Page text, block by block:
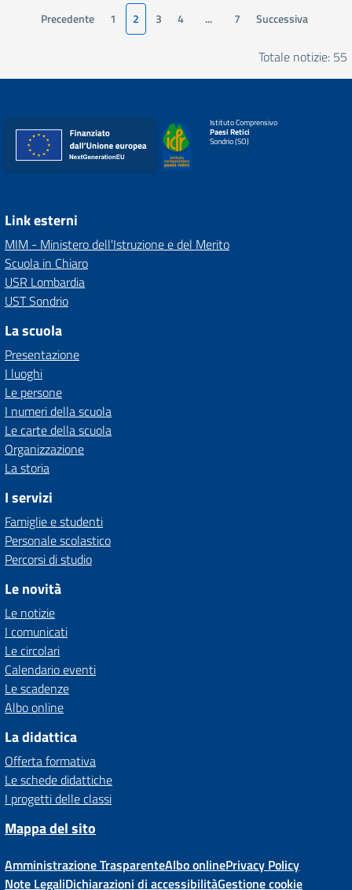
Precedente 1 2 3 4 ... 7 Successiva
Totale notizie: 55
Istituto Comprensivo
Paesi Retici
Sondrio (SO)
Link esterni
MIM - Ministero dell'Istruzione e del Merito
Scuola in Chiaro
USR Lombardia
UST Sondrio
La scuola
Presentazione
I luoghi
Le persone
I numeri della scuola
Le carte della scuola
Organizzazione
La storia
I servizi
Famiglie e studenti
Personale scolastico
Percorsi di studio
Le novità
Le notizie
I comunicati
Le circolari
Calendario eventi
Le scadenze
Albo online
La didattica
Offerta formativa
Le schede didattiche
I progetti delle classi
Mappa del sito
Amministrazione TrasparenteAlbo onlinePrivacy Policy
Note LegaliDichiarazioni di accessibilitàGestione cookie